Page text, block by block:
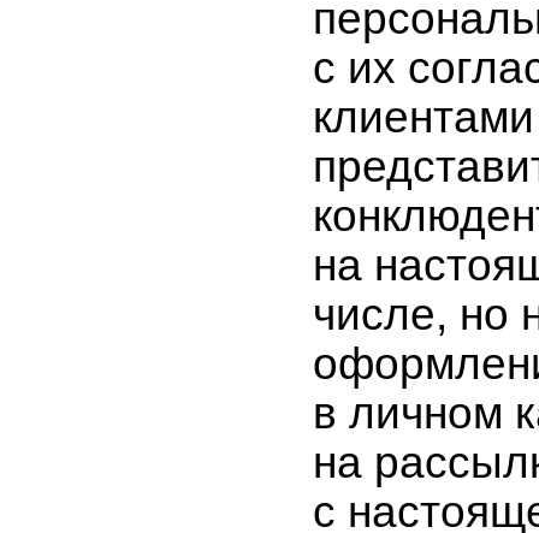
с их
на
числе, но
в личном
на
с